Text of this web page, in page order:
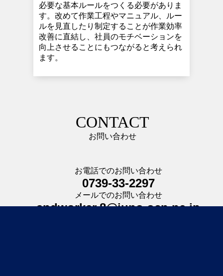
必要な基本ルールをつくる必要がありま
す。 改めて作業工程やマニュアル、ルー
ルを見直したり 制定することが作業効率
改善に直結し、 社員のモチベーションを
向上させることにもつながると考えられ
ます。
CONTACT
お問い合わせ
お電話でのお問い合わせ
0739-33-2297
メールでのお問い合わせ
andworker.8@juno.ocn.ne.jp